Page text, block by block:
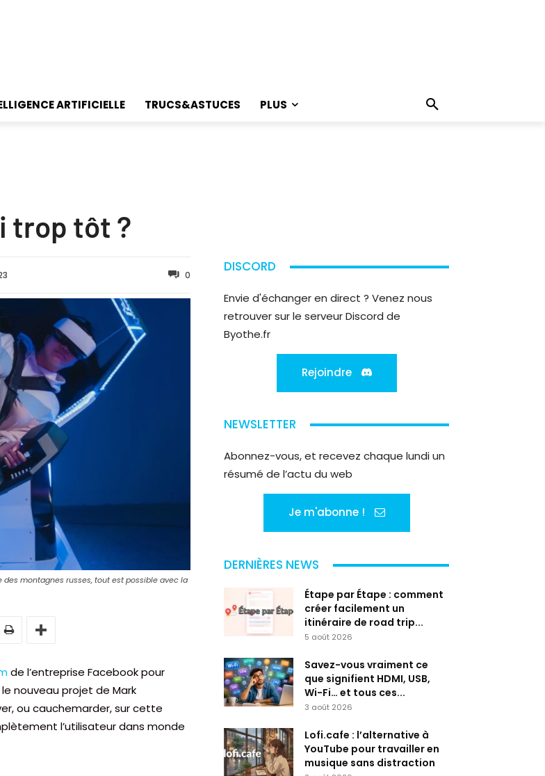
ARTIFICIELLE TRUCS&ASTUCES PLUS
trop tôt ?
0
des montagnes russes, tout est possible avec la
de l’entreprise Facebook pour
nouveau projet de Mark
ou cauchemarder, sur cette
l’utilisateur dans monde
DISCORD
Envie d'échanger en direct ? Venez nous
retrouver sur le serveur Discord de
Byothe.fr
Rejoindre
NEWSLETTER
Abonnez-vous, et recevez chaque lundi un
résumé de l’actu du web
Je m'abonne !
DERNIÈRES NEWS
Étape par Étape : comment
créer facilement un
itinéraire de road trip...
5 août 2026
Savez-vous vraiment ce
que signifient HDMI, USB,
Wi-Fi… et tous ces...
3 août 2026
Lofi.cafe : l’alternative à
YouTube pour travailler en
musique sans distraction